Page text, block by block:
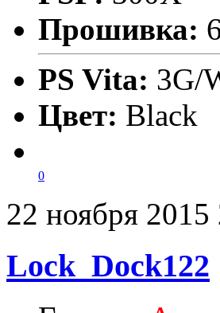
Прошивка:
PS Vita: 3G/
Цвет: Black
0
22 ноября 2015
Lock_Dock122